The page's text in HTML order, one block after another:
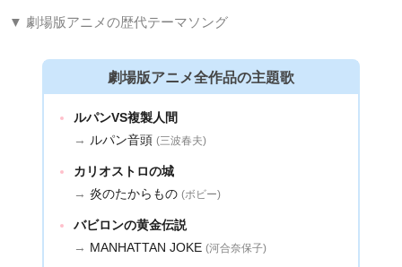
▼ 劇場版アニメの歴代テーマソング
劇場版アニメ全作品の主題歌
ルパンVS複製人間
→ ルパン音頭(三波春夫)
カリオストロの城
→炎のたからもの(ボビー)
バビロンの黄金伝説
→ MANHATTAN JOKE(河合奈保子)